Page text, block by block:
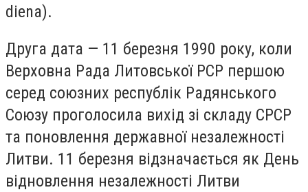
diena).
Друга дата — 11 березня 1990 року, коли
Верховна Рада Литовської РСР першою
серед союзних республік Радянського
Союзу проголосила вихід зі складу СРСР
та поновлення державної незалежності
Литви. 11 березня відзначається як День
відновлення незалежності Литви